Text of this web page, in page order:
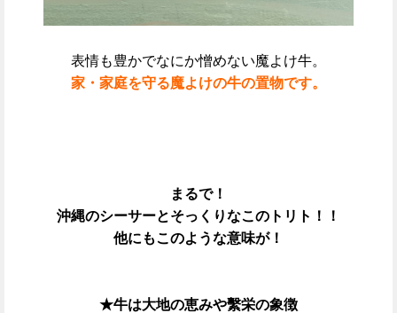
表情も豊かでなにか憎めない魔よけ牛。
家・家庭を守る魔よけの牛の置物です。
まるで！
沖縄のシーサーとそっくりなこのトリト！！
他にもこのような意味が！
★牛は大地の恵みや繫栄の象徴